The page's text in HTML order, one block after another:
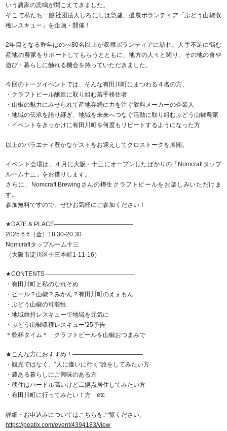
いう農家の悲鳴が聞こえてきました。
そこで私たち一般社団法人しろにしは急遽、援農ボランティア「ぶどう山椒収
穫レスキュー」を企画・開催！
2年目となる昨年はのべ80名以上が収穫ボランティアに訪れ、人手不足に悩む
産地の農家をサポートしてもらうとともに、地方の人々と関り、その地の食や
遊び・暮らしに触れる機会を持っていただきました。
今回のトークイベントでは、そんな有田川町にまつわる４名の方、
・クラフトビール醸造に取り組む若手移住者
・山椒の魅力にみせられて産地存続に力を注ぐ飲料メーカーの企業人
・地域の伝承を語り継ぎ、地域を未来へつなぐ活動に取り組むぶどう山椒農家
・イベントをきっかけに有田川町を何度もリピートするようになった方
以上のバラエティ豊かなゲストをお迎えしてクロストークを展開。
イベント会場は、４月に大阪・十三にオープンしたばかりの「Nomcraftタップ
ルーム十三」をお借りします。
さらに、Nomcraft Brewingさんの樽生クラフトビールをお楽しみいただけま
す。
参加無料ですので、ぜひお気軽にご参加ください！
★DATE & PLACE—————————————
2025.6.6（金）18:30-20:30
Nomcraftタップルーム十三
（大阪市淀川区十三本町1-11-16）
★CONTENTS ——————————————–
・有田川町と私のなれそめ
・ビール？山椒？みかん？有田川町のえぇもん
・ぶどう山椒の可能性
・地域維持レスキューで地域を元気に
・ぶどう山椒収穫レスキュー’25予告
＊乾杯タイム＊ クラフトビールを山椒おつまみで
★こんな方におすすめ！———————————–
・観光ではなく、“人に逢いに行く”旅をしてみたい方
・農ある暮らしにご興味のある方
・移住はハードル高いけど二拠点居住してみたい方
・有田川町に行ってみたい！方 etc
詳細・お申込みについてはこちらをご覧ください。
https://peatix.com/event/4394183/view